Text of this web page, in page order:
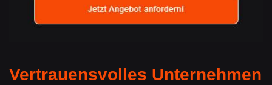
Vertrauensvolles Unternehmen